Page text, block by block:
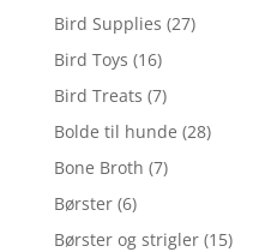
Bird Supplies (27)
Bird Toys (16)
Bird Treats (7)
Bolde til hunde (28)
Bone Broth (7)
Børster (6)
Børster og strigler (15)